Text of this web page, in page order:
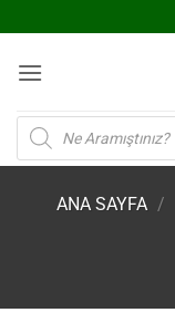
atla
Products
search
ANA SAYFA /